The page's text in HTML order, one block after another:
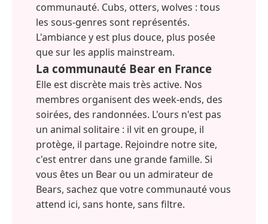
communauté. Cubs, otters, wolves : tous
les sous-genres sont représentés.
L'ambiance y est plus douce, plus posée
que sur les applis mainstream.
La communauté Bear en France
Elle est discrète mais très active. Nos
membres organisent des week-ends, des
soirées, des randonnées. L'ours n'est pas
un animal solitaire : il vit en groupe, il
protège, il partage. Rejoindre notre site,
c'est entrer dans une grande famille. Si
vous êtes un Bear ou un admirateur de
Bears, sachez que votre communauté vous
attend ici, sans honte, sans filtre.